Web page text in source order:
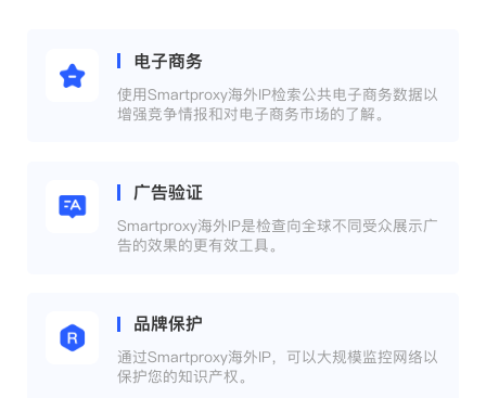
电子商务
使用Smartproxy海外IP检索公共电子商务数据以
增强竞争情报和对电子商务市场的了解。
广告验证
Smartproxy海外IP是检查向全球不同受众展示广
告的效果的更有效工具。
品牌保护
通过Smartproxy海外IP，可以大规模监控网络以
保护您的知识产权。